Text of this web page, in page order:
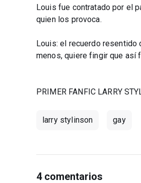
Louis fue contratado por el
quien los provoca.
Louis: el recuerdo resentido
menos, quiere fingir que así
PRIMER FANFIC LARRY
larry stylinson gay
4 comentarios